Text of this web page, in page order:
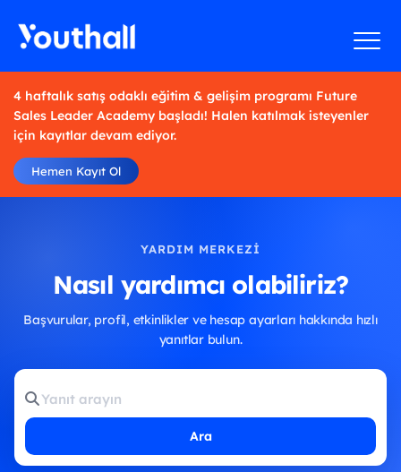
4 haftalık satış odaklı eğitim & gelişim programı Future
Sales Leader Academy başladı! Halen katılmak isteyenler
için kayıtlar devam ediyor.
Hemen Kayıt Ol
YARDIM MERKEZI
Nasıl yardımcı olabiliriz?
Başvurular, profil, etkinlikler ve hesap ayarları hakkında hızlı
yanıtlar bulun.
Ara